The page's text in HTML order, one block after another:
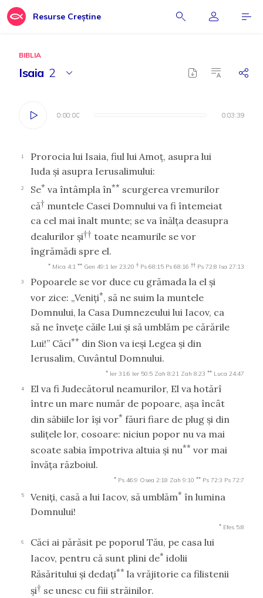
Resurse Creștine
BIBLIA
Isaia 2
0:00:00 0:03:39
0:00:00 0:03:39
1
Prorocia lui Isaia, fiul lui Amoţ, asupra lui
Iuda şi asupra Ierusalimului:
2 Se* va întâmpla în** scurgerea vremurilor
că† muntele Casei Domnului va fi întemeiat
ca cel mai înalt munte; se va înălţa deasupra
dealurilor şi†† toate neamurile se vor
îngrămădi spre el.
* Mica 4:1 ** Gen 49:1 Ier 23:20 † Ps 68:15 Ps 68:16 †† Ps 72:8 Isa 27:13
3
Popoarele se vor duce cu grămada la el şi
vor zice: „Veniţi*, să ne suim la muntele
Domnului, la Casa Dumnezeului lui Iacov, ca
să ne înveţe căile Lui şi să umblăm pe cărările
Lui!” Căci** din Sion va ieşi Legea şi din
Ierusalim, Cuvântul Domnului.
* Ier 31:6 Ier 50:5 Zah 8:21 Zah 8:23 ** Luca 24:47
4
El va fi Judecătorul neamurilor, El va hotărî
între un mare număr de popoare, aşa încât
din săbiile lor îşi vor* făuri fiare de plug şi din
suliţele lor, cosoare: niciun popor nu va mai
scoate sabia împotriva altuia şi nu** vor mai
învăţa războiul.
* Ps 46:9 Osea 2:18 Zah 9:10 ** Ps 72:3 Ps 72:7
5 Veniţi, casă a lui Iacov, să umblăm* în lumina
Domnului!
* Efes 5:8
6
Căci ai părăsit pe poporul Tău, pe casa lui
Iacov, pentru că sunt plini de* idolii
Răsăritului şi dedaţi** la vrăjitorie ca filistenii
şi† se unesc cu fiii străinilor.